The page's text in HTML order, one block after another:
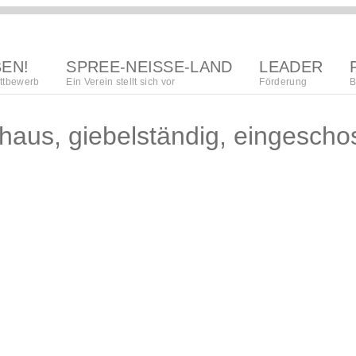
SPREE-NEISSE-LAND
Ein Verein stellt sich vor
LEADER
Förderung
giebelständig,